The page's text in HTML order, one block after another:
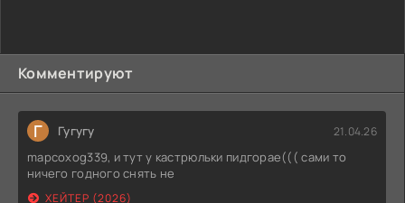
Комментируют
Г Гугугу 21.04.26
mapcoxog339, и тут у кастрюльки пидгорае((( сами то
ничего годного снять не
ХЕЙТЕР (2026)